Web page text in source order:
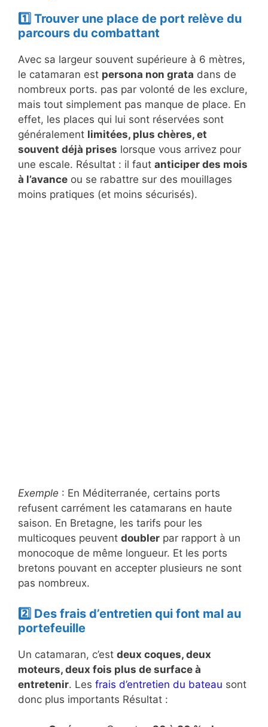
1️⃣ Trouver une place de port relève du
parcours du combattant
Avec sa largeur souvent supérieure à 6 mètres,
le catamaran est persona non grata dans de
nombreux ports. pas par volonté de les exclure,
mais tout simplement pas manque de place. En
effet, les places qui lui sont réservées sont
généralement limitées, plus chères, et
souvent déjà prises lorsque vous arrivez pour
une escale. Résultat : il faut anticiper des mois
à l’avance ou se rabattre sur des mouillages
moins pratiques (et moins sécurisés).
Exemple : En Méditerranée, certains ports
refusent carrément les catamarans en haute
saison. En Bretagne, les tarifs pour les
multicoques peuvent doubler par rapport à un
monocoque de même longueur. Et les ports
bretons pouvant en accepter plusieurs ne sont
pas nombreux.
2️⃣ Des frais d’entretien qui font mal au
portefeuille
Un catamaran, c’est deux coques, deux
moteurs, deux fois plus de surface à
entretenir. Les frais d’entretien du bateau sont
donc plus importants Résultat :